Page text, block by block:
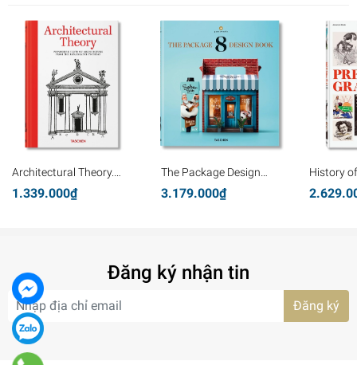
Architectural Theory.
Pioneering Texts on
Architecture from the
1.339.000₫
The Package Design
Book 8
3.179.000₫
History
Đăng ký nhận tin
Đăng ký